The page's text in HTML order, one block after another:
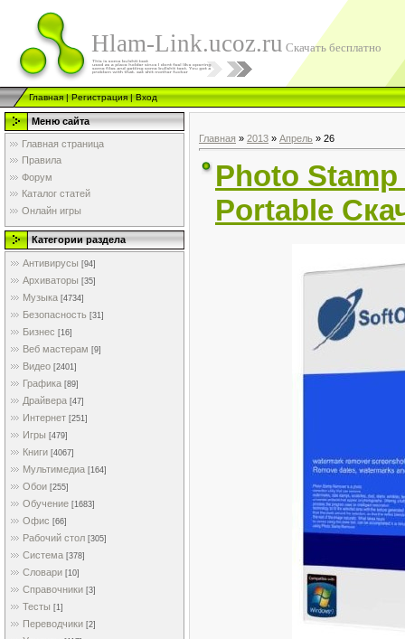
Hlam-Link.ucoz.ru Скачать бесплатно
Главная|Регистрация|Вход
Меню сайта
Главная страница
Правила
Форум
Каталог статей
Онлайн игры
Категории раздела
Антивирусы [94]
Архиваторы [35]
Музыка [4734]
Безопасность [31]
Бизнес [16]
Веб мастерам [9]
Видео [2401]
Графика [89]
Драйвера [47]
Интернет [251]
Игры [479]
Книги [4067]
Мультимедиа [164]
Обои [255]
Обучение [1683]
Офис [66]
Рабочий стол [305]
Система [378]
Словари [10]
Справочники [3]
Тесты [1]
Переводчики [2]
Главная » 2013 » Апрель » 26
Photo
Portable